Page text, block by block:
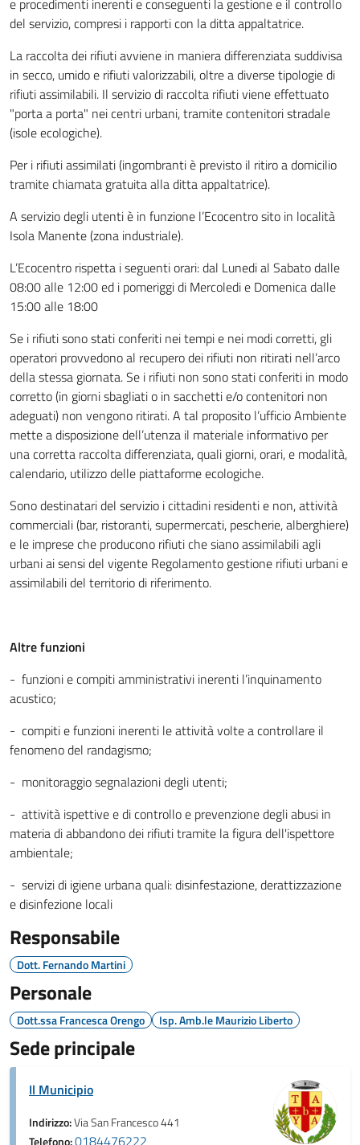
e procedimenti inerenti e conseguenti la gestione e il controllo
del servizio, compresi i rapporti con la ditta appaltatrice.
La raccolta dei rifiuti avviene in maniera differenziata suddivisa
in secco, umido e rifiuti valorizzabili, oltre a diverse tipologie di
rifiuti assimilabili. Il servizio di raccolta rifiuti viene effettuato
"porta a porta" nei centri urbani, tramite contenitori stradale
(isole ecologiche).
Per i rifiuti assimilati (ingombranti è previsto il ritiro a domicilio
tramite chiamata gratuita alla ditta appaltatrice).
A servizio degli utenti è in funzione l’Ecocentro sito in località
Isola Manente (zona industriale).
L’Ecocentro rispetta i seguenti orari: dal Lunedi al Sabato dalle
08:00 alle 12:00 ed i pomeriggi di Mercoledi e Domenica dalle
15:00 alle 18:00
Se i rifiuti sono stati conferiti nei tempi e nei modi corretti, gli
operatori provvedono al recupero dei rifiuti non ritirati nell’arco
della stessa giornata. Se i rifiuti non sono stati conferiti in modo
corretto (in giorni sbagliati o in sacchetti e/o contenitori non
adeguati) non vengono ritirati. A tal proposito l’ufficio Ambiente
mette a disposizione dell’utenza il materiale informativo per
una corretta raccolta differenziata, quali giorni, orari, e modalità,
calendario, utilizzo delle piattaforme ecologiche.
Sono destinatari del servizio i cittadini residenti e non, attività
commerciali (bar, ristoranti, supermercati, pescherie, alberghiere)
e le imprese che producono rifiuti che siano assimilabili agli
urbani ai sensi del vigente Regolamento gestione rifiuti urbani e
assimilabili del territorio di riferimento.
Altre funzioni
- funzioni e compiti amministrativi inerenti l’inquinamento
acustico;
- compiti e funzioni inerenti le attività volte a controllare il
fenomeno del randagismo;
- monitoraggio segnalazioni degli utenti;
- attività ispettive e di controllo e prevenzione degli abusi in
materia di abbandono dei rifiuti tramite la figura dell'ispettore
ambientale;
- servizi di igiene urbana quali: disinfestazione, derattizzazione
e disinfezione locali
Responsabile
Dott. Fernando Martini
Personale
Dott.ssa Francesca Orengo Isp. Amb.le Maurizio Liberto
Sede principale
Il Municipio
Indirizzo:Via San Francesco 441
0184476222